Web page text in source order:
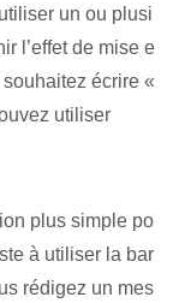
un ou plusi
l’effet de mise e
écrire «
utiliser
plus simple ⁢po
à utiliser la bar
rédigez un mes